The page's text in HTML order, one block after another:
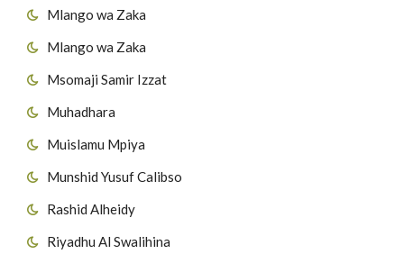
Mlango wa Zaka
Mlango wa Zaka
Msomaji Samir Izzat
Muhadhara
Muislamu Mpiya
Munshid Yusuf Calibso
Rashid Alheidy
Riyadhu Al Swalihina